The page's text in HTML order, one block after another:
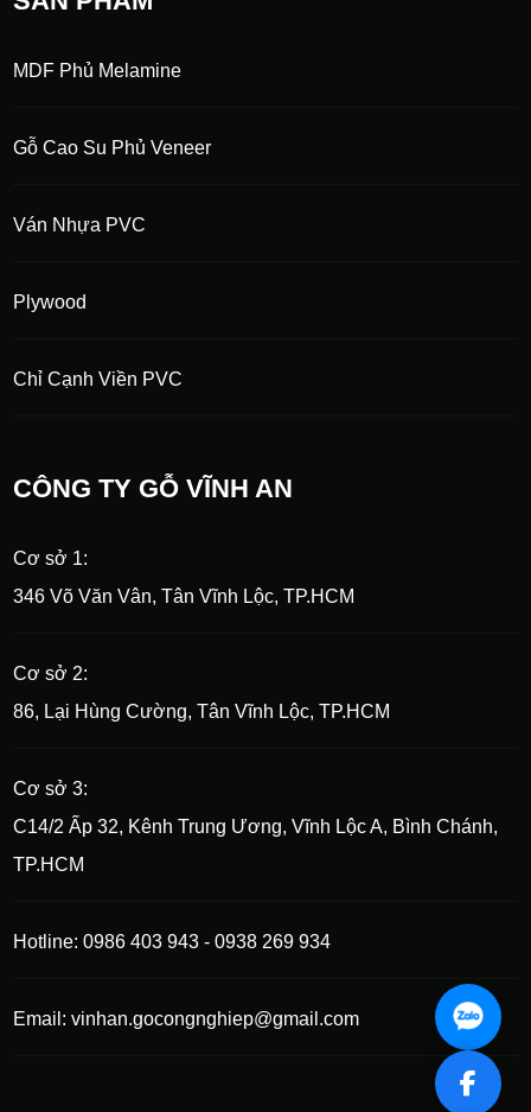
MDF Phủ Melamine
Gỗ Cao Su Phủ Veneer
Ván Nhựa PVC
Plywood
Chỉ Cạnh Viền PVC
CÔNG TY GỖ VĨNH AN
Cơ sở 1:
346 Võ Văn Vân, Tân Vĩnh Lộc, TP.HCM
Cơ sở 2:
86, Lại Hùng Cường, Tân Vĩnh Lộc, TP.HCM
Cơ sở 3:
C14/2 Ấp 32, Kênh Trung Ương, Vĩnh Lộc A, Bình Chánh,
TP.HCM
Hotline: 0986 403 943 - 0938 269 934
Email: vinhan.gocongnghiep@gmail.com